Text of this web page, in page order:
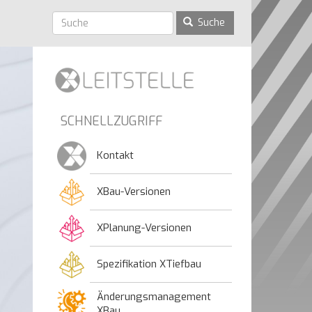
Suche
SCHNELLZUGRIFF
Kontakt
XBau-Versionen
XPlanung-Versionen
Spezifikation XTiefbau
Änderungsmanagement